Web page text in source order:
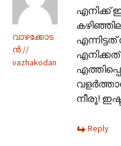
വാഴക്കോട
ന്‍ ‍//
vazhakodan
എനിക്ക്
എനിക്കത്
നീരൂ!
Reply